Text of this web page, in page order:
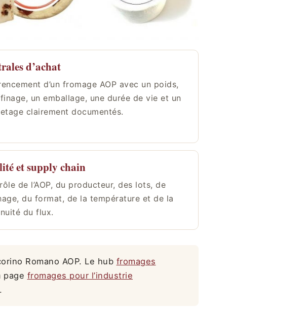
d’achat
d’un fromage AOP avec un poids,
un emballage, une durée de vie et un
clairement documentés.
et supply chain
de l’AOP, du producteur, des lots, de
du format, de la température et de la
du flux.
Romano AOP. Le hub fromages
page fromages pour l’industrie